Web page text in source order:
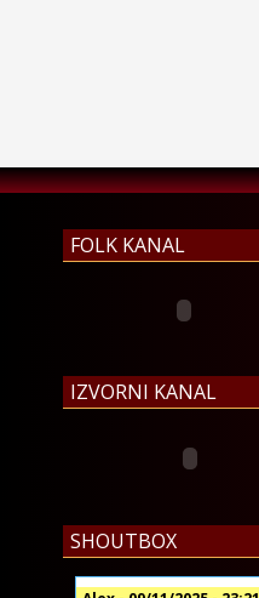
FOLK KANAL
IZVORNI KANAL
SHOUTBOX